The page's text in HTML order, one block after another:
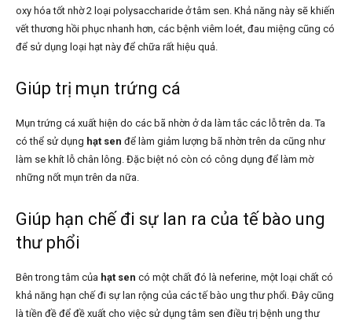
oxy hóa tốt nhờ 2 loại polysaccharide ở tâm sen. Khả năng này sẽ khiến
vết thương hồi phục nhanh hơn, các bệnh viêm loét, đau miệng cũng có
để sử dụng loại hạt này để chữa rất hiệu quả.
Giúp trị mụn trứng cá
Mụn trứng cá xuất hiện do các bã nhờn ở da làm tắc các lỗ trên da. Ta
có thể sử dụng hạt sen để làm giảm lượng bã nhờn trên da cũng như
làm se khít lỗ chân lông. Đặc biệt nó còn có công dụng để làm mờ
những nốt mụn trên da nữa.
Giúp hạn chế đi sự lan ra của tế bào ung
thư phổi
Bên trong tâm của hạt sen có một chất đó là neferine, một loại chất có
khả năng hạn chế đi sự lan rộng của các tế bào ung thư phổi. Đây cũng
là tiền đề để đề xuất cho việc sử dụng tâm sen điều trị bệnh ung thư